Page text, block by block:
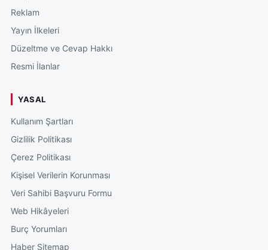
Reklam
Yayın İlkeleri
Düzeltme ve Cevap Hakkı
Resmi İlanlar
YASAL
Kullanım Şartları
Gizlilik Politikası
Çerez Politikası
Kişisel Verilerin Korunması
Veri Sahibi Başvuru Formu
Web Hikâyeleri
Burç Yorumları
Haber Sitemap